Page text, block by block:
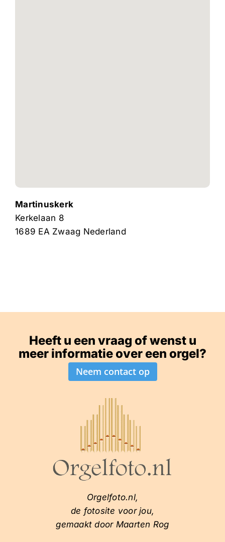
Martinuskerk
Kerkelaan 8
1689 EA Zwaag Nederland
Heeft u een vraag of wenst u
meer informatie over een orgel?
Neem contact op
Orgelfoto.nl,
de fotosite voor jou,
gemaakt door Maarten Rog